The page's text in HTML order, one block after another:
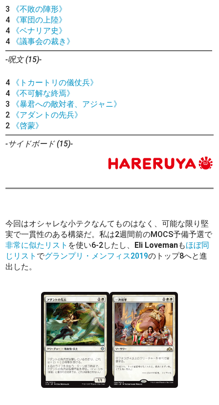
3
《不敗の陣形》
4
《軍団の上陸》
4
《ベナリア史》
4
《議事会の裁き》
-呪文 (15)-
4
《トカートリの儀仗兵》
4
《不可解な終焉》
3
《暴君への敵対者、アジャニ》
2
《アダントの先兵》
2
《啓蒙》
-サイドボード (15)-
今回はオシャレな小テクなんてものはなく、可能な限り堅
実で一貫性のある構築だ。私は2週間前のMOCS予備予選で
非常に似たリスト を使い6-2したし、 Eli Lovemanもほぼ同
じリスト でグランプリ・メンフィス2019のトップ8へと進
出した。